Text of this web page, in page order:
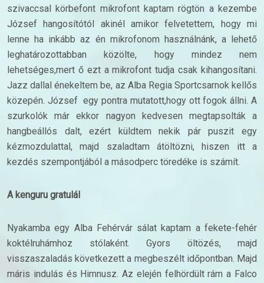
szivaccsal körbefont mikrofont kaptam rögtön a kezembe
József hangosítótól akinél amikor felvetettem, hogy mi
lenne ha inkább az én mikrofonom használnánk, a lehető
leghatározottabban közölte, hogy mindez nem
lehetséges,mert ő ezt a mikrofont tudja csak kihangosítani.
Jazz dallal énekeltem be, az Alba Regia Sportcsarnok kellős
közepén. József egy pontra mutatott,hogy ott fogok állni. A
szurkolók már ekkor nagyon kedvesen megtapsolták a
hangbeállós dalt, ezért küldtem nekik pár puszit egy
kézmozdulattal, majd szaladtam átöltözni, hiszen itt a
kezdés szempontjából a másodperc töredéke is számít.
A kenguru gratulál
Nyakamba egy Alba Fehérvár sálat kaptam a fekete-fehér
koktélruhámhoz stólaként. Gyors öltözés, majd
visszaszaladás következett a megbeszélt időpontban. Majd
máris indulás és Himnusz. Az elején felhördült rám a Falco